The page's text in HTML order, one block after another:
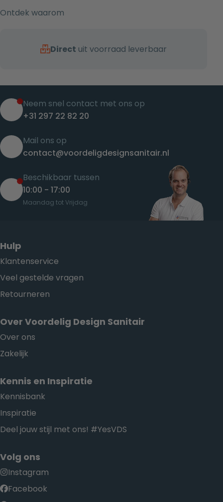
Ontdek waarom
Direct uit voorraad leverbaar
Neem snel contact met ons op
+31 297 22 82 20
Mail ons op
contact@voordeligdesignsanitair.nl
Beschikbaar tussen
10:00 - 17:00
Maandag tot Vrijdag
Hulp
Klantenservice
Veel gestelde vragen
Retourneren
Over Voordelig Design Sanitair
Over ons
Zakelijk
Kennis en Inspiratie
Kennisbank
Inspiratie
Deel jouw stijl met ons! #YesVDS
Volg ons
Instagram
Facebook